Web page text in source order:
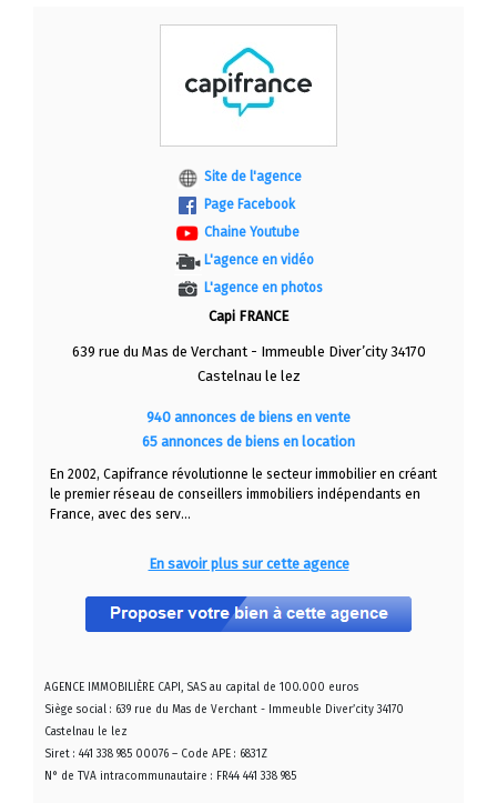
Site de l'agence
Page Facebook
Chaine Youtube
L'agence en vidéo
L'agence en photos
Capi FRANCE
639 rue du Mas de Verchant - Immeuble Diver’city 34170
Castelnau le lez
940 annonces de biens en vente
65 annonces de biens en location
En 2002, Capifrance révolutionne le secteur immobilier en créant
le premier réseau de conseillers immobiliers indépendants en
France, avec des serv...
En savoir plus sur cette agence
AGENCE IMMOBILIÈRE CAPI, SAS au capital de 100.000 euros
Siège social : 639 rue du Mas de Verchant - Immeuble Diver’city 34170
Castelnau le lez
Siret : 441 338 985 00076 – Code APE : 6831Z
N° de TVA intracommunautaire : FR44 441 338 985